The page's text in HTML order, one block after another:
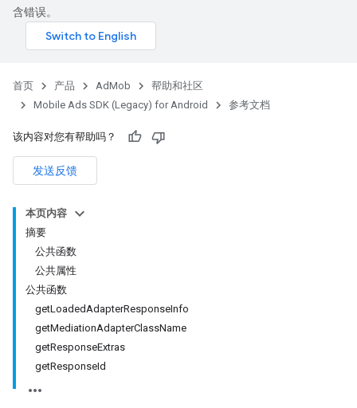
含错误。
首页 产品 AdMob
帮助和社区
Mobile Ads SDK (Legacy) for Android
参考文档
该内容对您有帮助吗？
发送反馈
本页内容
摘要
公共函数
公共属性
公共函数
getLoadedAdapterResponseInfo
getMediationAdapterClassName
getResponseExtras
getResponseId